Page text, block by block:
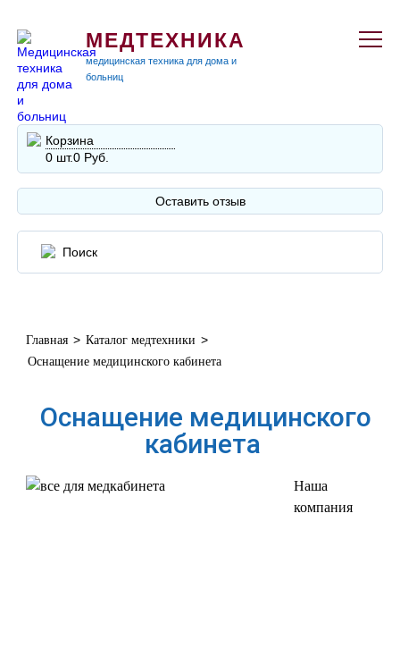
МЕДТЕХНИКА
медицинская техника для дома и
больниц
Корзина
0 шт.0 Руб.
Оставить отзыв
Главная > Каталог медтехники >
Оснащение медицинского кабинета
Оснащение медицинского
кабинета
Наша
компания